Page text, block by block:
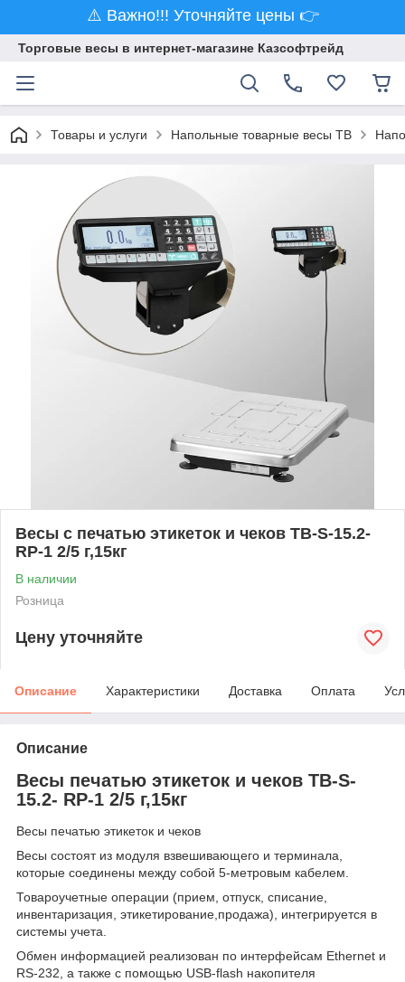
⚠️ Важно!!! Уточняйте цены 👉
Торговые весы в интернет-магазине Казсофтрейд
Товары и услуги Напольные товарные весы ТВ
Весы с печатью этикеток и чеков TB-S-15.2-
RP-1 2/5 г,15кг
В наличии
Розница
Цену уточняйте
Описание Характеристики Доставка Оплата
Описание
Весы печатью этикеток и чеков TB-S-
15.2- RP-1 2/5 г,15кг
Весы печатью этикеток и чеков
Весы состоят из модуля взвешивающего и терминала,
которые соединены между собой 5-метровым кабелем.
Товароучетные операции (прием, отпуск, списание,
инвентаризация, этикетирование,продажа), интегрируется в
системы учета.
Обмен информацией реализован по интерфейсам Ethernet и
RS-232, а также с помощью USB-flash накопителя